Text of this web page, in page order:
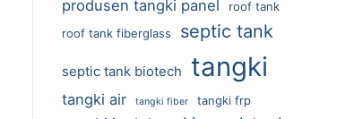
produsen tangki panel
roof tank
roof tank fiberglass
septic tank
septic tank biotech tangki
tangki air tangki fiber tangki frp